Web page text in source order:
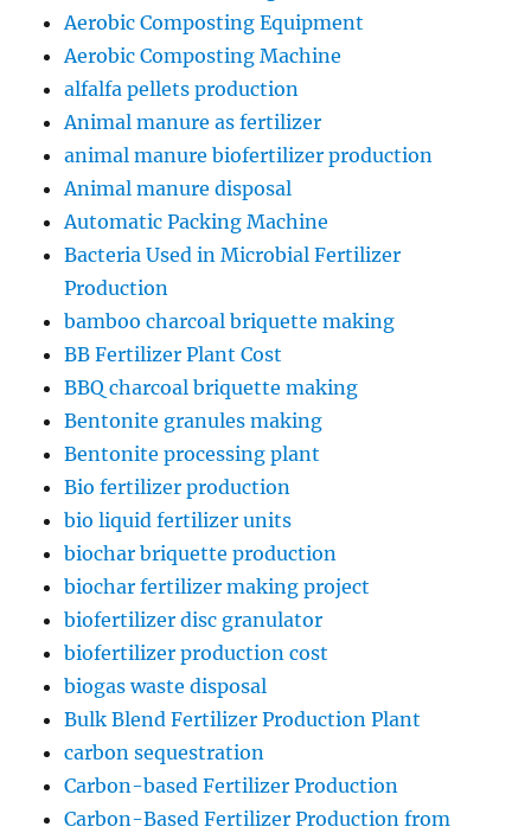
Aerobic Composting Equipment
Aerobic Composting Machine
alfalfa pellets production
Animal manure as fertilizer
animal manure biofertilizer production
Animal manure disposal
Automatic Packing Machine
Bacteria Used in Microbial Fertilizer
Production
bamboo charcoal briquette making
BB Fertilizer Plant Cost
BBQ charcoal briquette making
Bentonite granules making
Bentonite processing plant
Bio fertilizer production
bio liquid fertilizer units
biochar briquette production
biochar fertilizer making project
biofertilizer disc granulator
biofertilizer production cost
biogas waste disposal
Bulk Blend Fertilizer Production Plant
carbon sequestration
Carbon-based Fertilizer Production
Carbon-Based Fertilizer Production from